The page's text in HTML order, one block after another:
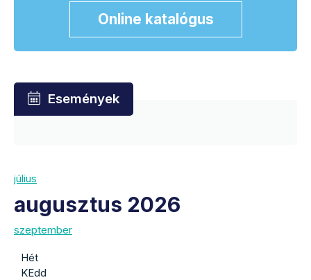
Online katalógus
Események
július
augusztus 2026
szeptember
Hét
KEdd